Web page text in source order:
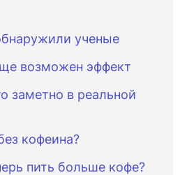
ученые
возможен эффект
заметно в реальной
кофеина?
пить больше кофе?